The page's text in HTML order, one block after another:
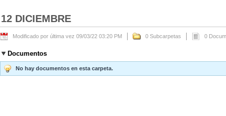
12 DICIEMBRE
Modificado por última vez 09/03/22 03:20 PM 0 Subcarpetas 0
Documentos
No hay documentos en esta carpeta.